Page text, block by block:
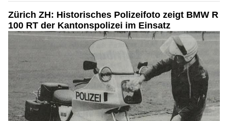
Zürich ZH: Historisches Polizeifoto zeigt BMW R
100 RT der Kantonspolizei im Einsatz